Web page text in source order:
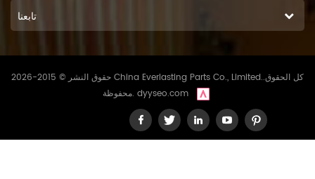
تابعنا
حقوق النشر © 2015-2026 China Everlasting Parts Co., Limited..كل الحقوق
محفوظة. dyyseo.com